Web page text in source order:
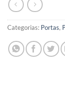
Categorias: Portas,